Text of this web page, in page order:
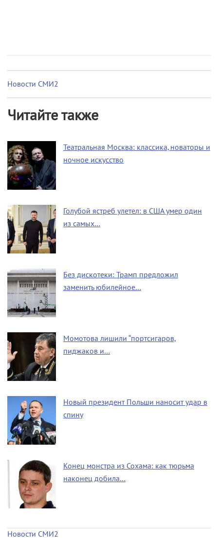
Новости СМИ2
Читайте также
Театральная Москва: классика, новаторы и
ночное искусство
Голубой ястреб улетел: в США умер один
из самых…
Без дискотеки: Трамп предложил
заменить юбилейное…
Момотова лишили “портсигаров,
пиджаков и…
Новый президент Польши наносит удар в
спину
Конец монстра из Сохама: как тюрьма
наконец добила…
Новости СМИ2